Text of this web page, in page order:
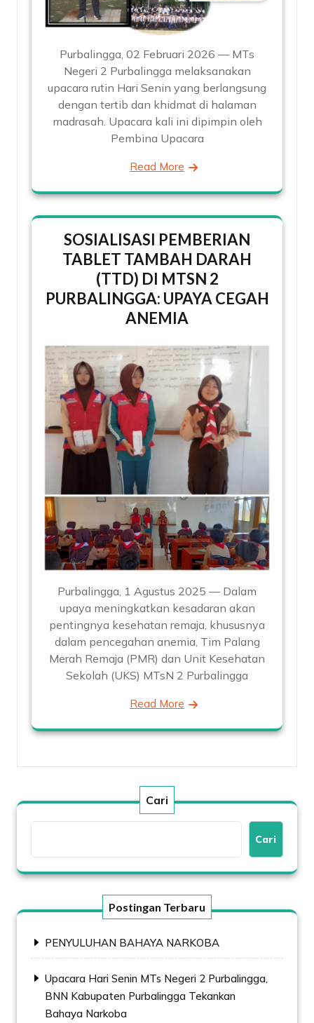
Purbalingga, 02 Februari 2026 — MTs
Negeri 2 Purbalingga melaksanakan
upacara rutin Hari Senin yang berlangsung
dengan tertib dan khidmat di halaman
madrasah. Upacara kali ini dipimpin oleh
Pembina Upacara
Read More
SOSIALISASI PEMBERIAN
TABLET TAMBAH DARAH
(TTD) DI MTSN 2
PURBALINGGA: UPAYA CEGAH
ANEMIA
Purbalingga, 1 Agustus 2025 — Dalam
upaya meningkatkan kesadaran akan
pentingnya kesehatan remaja, khususnya
dalam pencegahan anemia, Tim Palang
Merah Remaja (PMR) dan Unit Kesehatan
Sekolah (UKS) MTsN 2 Purbalingga
Read More
Cari
Cari
Postingan Terbaru
PENYULUHAN BAHAYA NARKOBA
Upacara Hari Senin MTs Negeri 2 Purbalingga,
BNN Kabupaten Purbalingga Tekankan
Bahaya Narkoba